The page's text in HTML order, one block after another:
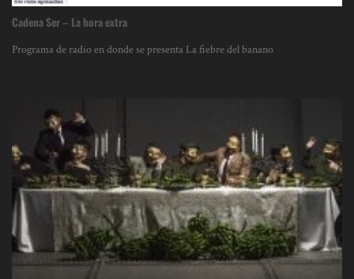
Cadena Ser – La hora extra
Programa de radio en donde se presenta La fiebre del banano